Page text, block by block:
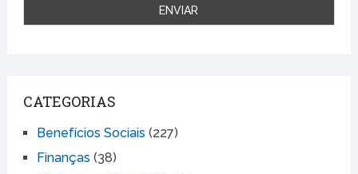
CATEGORIAS
Benefícios Sociais (227)
Finanças (38)